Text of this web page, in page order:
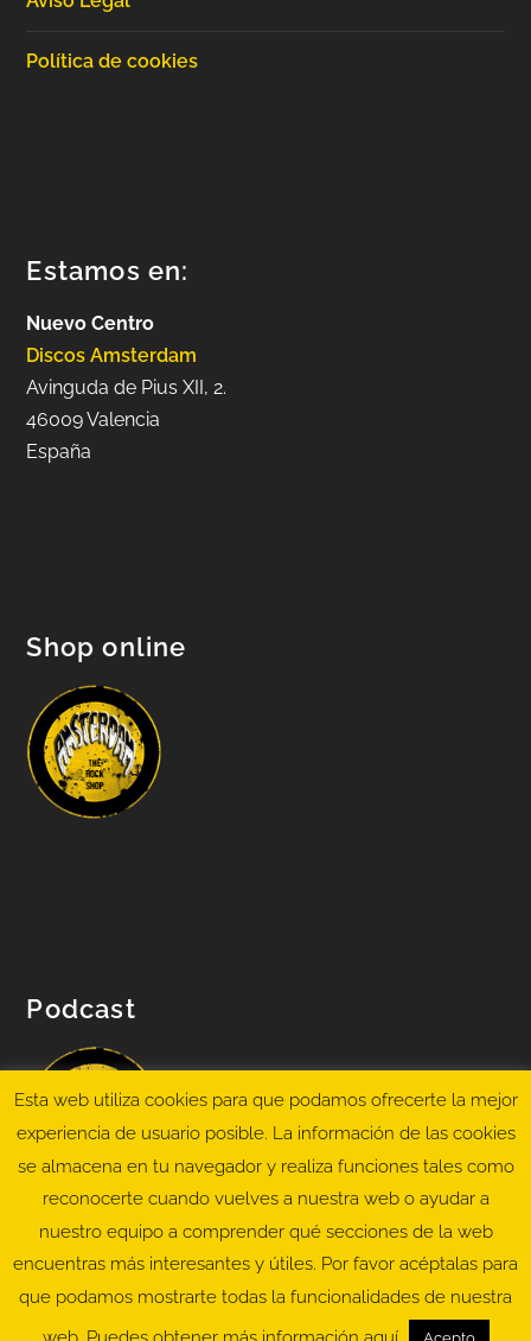
Política de cookies
Estamos en:
Nuevo Centro
Discos Amsterdam
Avinguda de Pius XII, 2.
46009 Valencia
España
Shop online
Podcast
. Todos los derechos
Esta web utiliza cookies para que podamos ofrecerte la mejor
experiencia de usuario posible. La información de las cookies
se almacena en tu navegador y realiza funciones tales como
reconocerte cuando vuelves a nuestra web o ayudar a
nuestro equipo a comprender qué secciones de la web
encuentras más interesantes y útiles. Por favor acéptalas para
que podamos mostrarte todas la funcionalidades de nuestra